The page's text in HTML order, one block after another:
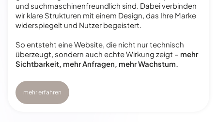
und suchmaschinenfreundlich sind. Dabei verbinden
wir klare Strukturen mit einem Design, das Ihre Marke
widerspiegelt und Nutzer begeistert.
So entsteht eine Website, die nicht nur technisch
überzeugt, sondern auch echte Wirkung zeigt – mehr
Sichtbarkeit, mehr Anfragen, mehr Wachstum.
mehr erfahren